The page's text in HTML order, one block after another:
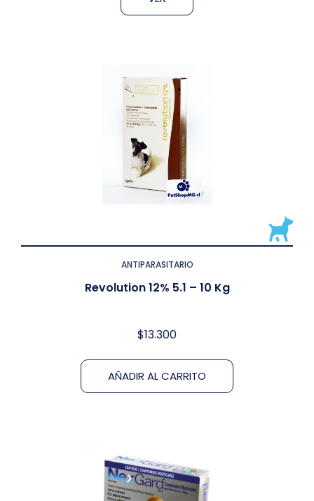
ANTIPARASITARIO
Revolution 12% 5.1 – 10 Kg
$13.300
AÑADIR AL CARRITO